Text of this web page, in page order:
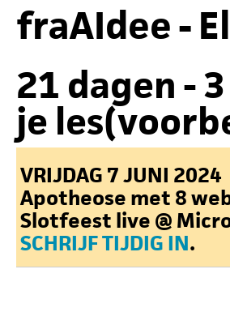
fraAIdee -
21 dagen -
je
VRIJDAG 7 JUNI 2024
Apotheose met 8
Slotfeest live @
SCHRIJF TIJDIG IN.